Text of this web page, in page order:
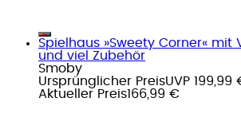
Spielhaus »Sweety Corner« mit
und viel Zubehör
Smoby
Ursprünglicher PreisUVP 199,99
Aktueller Preis166,99 €